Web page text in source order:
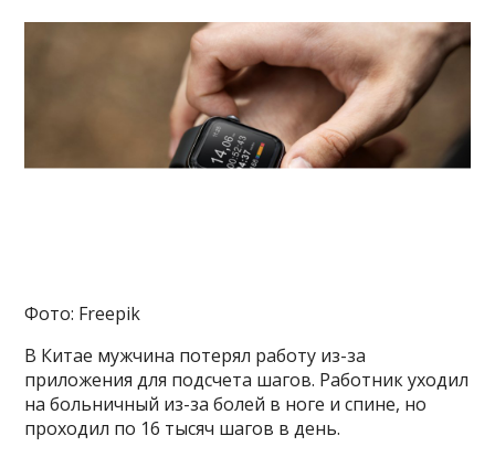
Фото: Freepik
В Китае мужчина потерял работу из-за
приложения для подсчета шагов. Работник уходил
на больничный из-за болей в ноге и спине, но
проходил по 16 тысяч шагов в день.